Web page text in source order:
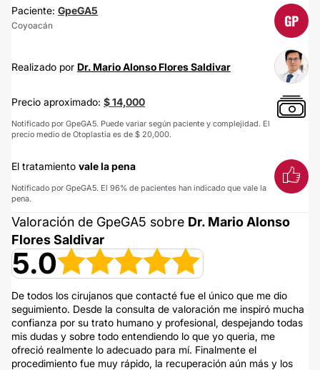
Paciente: GpeGA5
Coyoacán GP
Realizado por Dr. Mario Alonso Flores Saldivar
Precio aproximado: $ 14,000
Notificado por GpeGA5. Puede variar según paciente y complejidad. El
precio medio de Otoplastia es de $ 20,000.
El tratamiento vale la pena
Notificado por GpeGA5. El 96% de pacientes han indicado que vale la
pena.
Valoración de GpeGA5 sobre Dr. Mario Alonso
Flores Saldivar
5.0
De todos los cirujanos que contacté fue el único que me dio
seguimiento. Desde la consulta de valoración me inspiró mucha
confianza por su trato humano y profesional, despejando todas
mis dudas y sobre todo entendiendo lo que yo queria, me
ofreció realmente lo adecuado para mí. Finalmente el
procedimiento fue muy rápido, la recuperación aún más y los